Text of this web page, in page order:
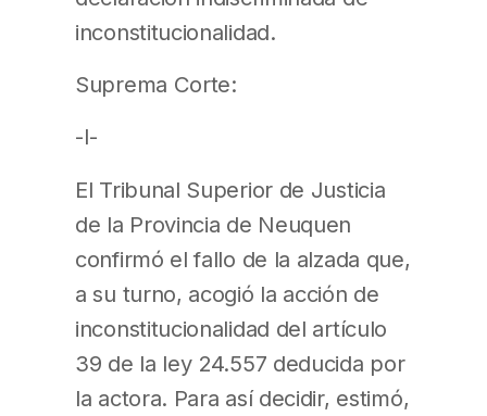
inconstitucionalidad.
Suprema Corte:
-I-
El Tribunal Superior de Justicia
de la Provincia de Neuquen
confirmó el fallo de la alzada que,
a su turno, acogió la acción de
inconstitucionalidad del artículo
39 de la ley 24.557 deducida por
la actora. Para así decidir, estimó,